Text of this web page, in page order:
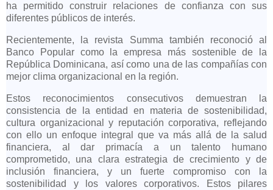
ha permitido construir relaciones de confianza con sus
diferentes públicos de interés.
Recientemente, la revista Summa también reconoció al
Banco Popular como la empresa más sostenible de la
República Dominicana, así como una de las compañías con
mejor clima organizacional en la región.
Estos reconocimientos consecutivos demuestran la
consistencia de la entidad en materia de sostenibilidad,
cultura organizacional y reputación corporativa, reflejando
con ello un enfoque integral que va más allá de la salud
financiera, al dar primacía a un talento humano
comprometido, una clara estrategia de crecimiento y de
inclusión financiera, y un fuerte compromiso con la
sostenibilidad y los valores corporativos. Estos pilares